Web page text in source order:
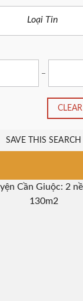
Loại Tin
CLEAR
SAVE THIS SEARCH